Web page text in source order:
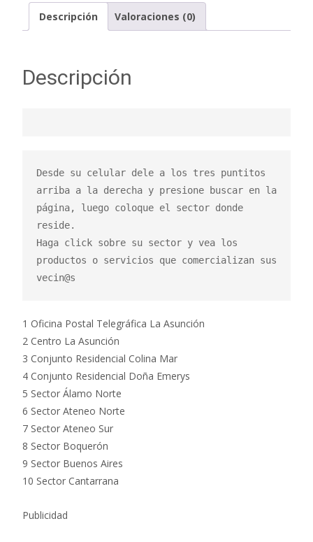
Descripción Valoraciones (0)
Descripción
Desde su celular dele a los tres puntitos
arriba a la derecha y presione buscar en la
página, luego coloque el sector donde
reside.
Haga click sobre su sector y vea los
productos o servicios que comercializan sus
vecin@s
1 Oficina Postal Telegráfica La Asunción
2 Centro La Asunción
3 Conjunto Residencial Colina Mar
4 Conjunto Residencial Doña Emerys
5 Sector Álamo Norte
6 Sector Ateneo Norte
7 Sector Ateneo Sur
8 Sector Boquerón
9 Sector Buenos Aires
10 Sector Cantarrana
Publicidad